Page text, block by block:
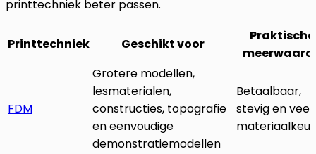
printtechniek beter passen.
Printtechniek Geschikt voor
Praktische
FDM
Grotere modellen,
lesmaterialen,
constructies, topografie
en eenvoudige
demonstratiemodellen
Betaalbaar,
stevig en veel